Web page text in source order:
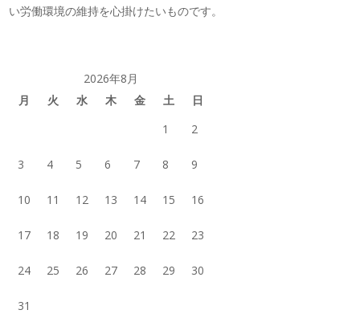
い労働環境の維持を心掛けたいものです。
2026年8月
月
火 水 木 金 土
日
1
2
3 4 5 6 7 8 9
10 11 12 13 14 15 16
17 18 19 20 21 22 23
24 25 26 27 28 29 30
31